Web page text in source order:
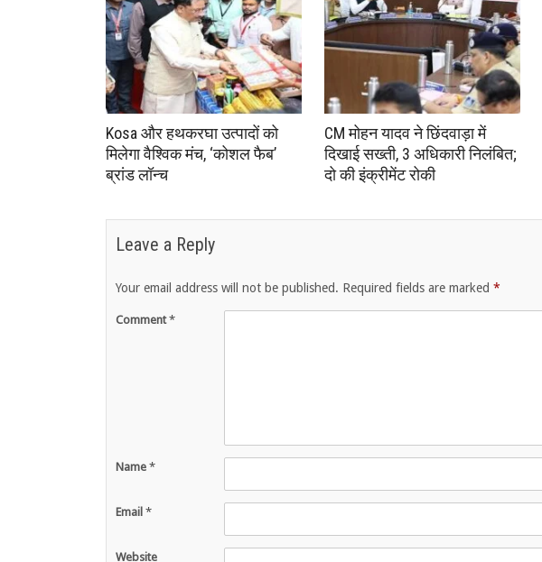
Kosa और हथकरघा उत्पादों को
मिलेगा वैश्विक मंच, ‘कोशल फैब’
ब्रांड लॉन्च
CM मोहन यादव ने छिंदवाड़ा में
दिखाई सख्ती, 3 अधिकारी निलंबित;
दो की इंक्रीमेंट रोकी
Leave a Reply
Your email address will not be published. Required fields are marked *
Comment*
Name *
Email *
Website